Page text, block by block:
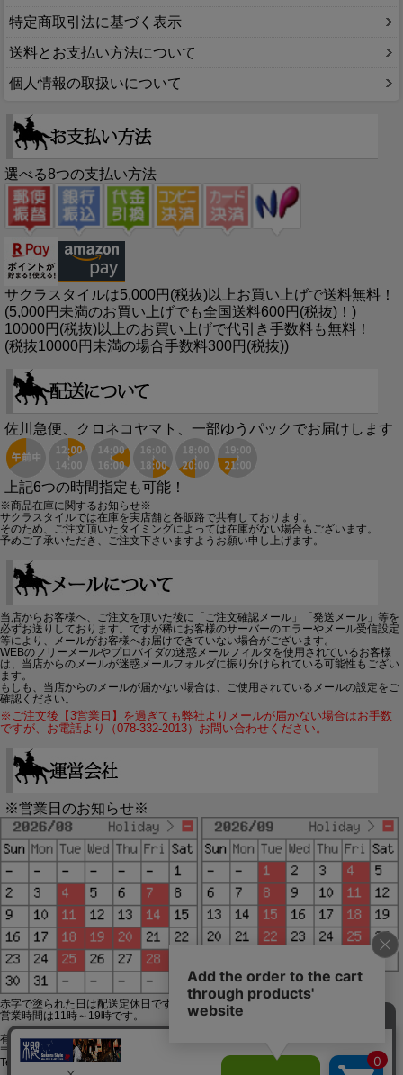
特定商取引法に基づく表示
送料とお支払い方法について
個人情報の取扱いについて
選べる8つの支払い方法
サクラスタイルは5,000円(税抜)以上お買い上げで送料無料！
(5,000円未満のお買い上げでも全国送料600円(税抜)！)
10000円(税抜)以上のお買い上げで代引き手数料も無料！
(税抜10000円未満の場合手数料300円(税抜))
佐川急便、クロネコヤマト、一部ゆうパックでお届けします
上記6つの時間指定も可能！
※商品在庫に関するお知らせ※
サクラスタイルでは在庫を実店舗と各販路で共有しております。
そのため、ご注文頂いたタイミングによっては在庫がない場合もございます。
予めご了承いただき、ご注文下さいますようお願い申し上げます。
当店からお客様へ、ご注文を頂いた後に「ご注文確認メール」「発送メール」等を
必ずお送りしております。ですが稀にお客様のサーバーのエラーやメール受信設定
等により、メールがお客様へお届けできていない場合がございます。
WEBのフリーメールやプロバイダの迷惑メールフィルタを使用されているお客様
は、当店からのメールが迷惑メールフォルダに振り分けられている可能性もござい
ます。
もしも、当店からのメールが届かない場合は、ご使用されているメールの設定をご
確認ください。
※ご注文後【3営業日】を過ぎても弊社よりメールが届かない場合はお手数
ですが、お電話より（078-332-2013）お問い合わせください。
※営業日のお知らせ※
赤字で塗られた日は配送定休日です。
営業時間は11時～19時です。
有限会社ジップジップ SakuraStyle通販事業部
〒650-0021 神戸市中央区三宮町3-9-19イトウビル1,4F
Tel:078-332-2013 FAX:078-333-6644